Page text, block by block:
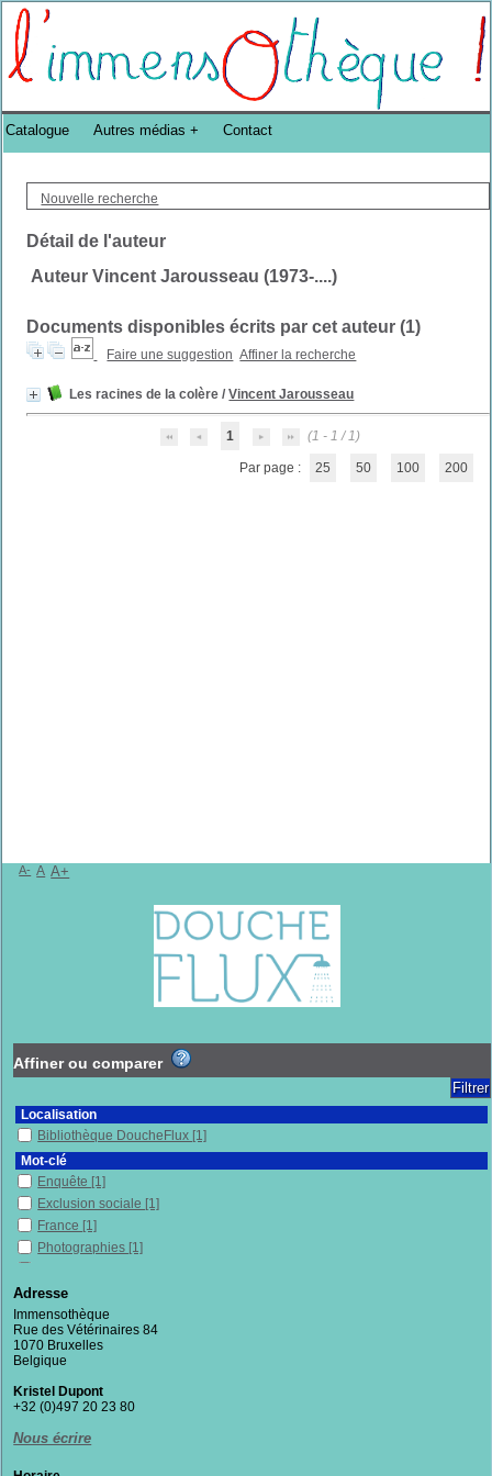
Bibliothèque DoucheFLUX Bibliotheek -->
Nouvelle recherche
Détail de l'auteur
Auteur Vincent Jarousseau (1973-....)
Documents disponibles écrits par cet auteur (1)
Faire une suggestion Affiner la recherche
Les racines de la colère /Vincent Jarousseau
1 (1 - 1 / 1)
Par page : 25 50 100 200
Catalogue Autres médias Contact
A- A A+
Affiner ou comparer
Localisation
Bibliothèque DoucheFlux [1]
Mot-clé
Enquête [1]
Exclusion sociale [1]
France [1]
Photographies [1]
Travailleurs pauvres
Section
Documentaires[1]
Adresse
Immensothèque
Rue des Vétérinaires 84
1070 Bruxelles
Belgique
Kristel Dupont
+32 (0)497 20 23 80
Nous écrire